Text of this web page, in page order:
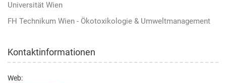
Universität Wien
FH Technikum Wien - Ökotoxikologie & Umweltmanagement
Kontaktinformationen
Web: